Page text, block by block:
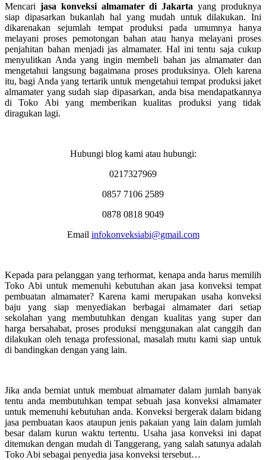
Mencari jasa konveksi almamater di Jakarta yang produknya
siap dipasarkan bukanlah hal yang mudah untuk dilakukan. Ini
dikarenakan sejumlah tempat produksi pada umumnya hanya
melayani proses pemotongan bahan atau hanya melayani proses
penjahitan bahan menjadi jas almamater. Hal ini tentu saja cukup
menyulitkan Anda yang ingin membeli bahan jas almamater dan
mengetahui langsung bagaimana proses produksinya. Oleh karena
itu, bagi Anda yang tertarik untuk mengetahui tempat produksi jaket
almamater yang sudah siap dipasarkan, anda bisa mendapatkannya
di Toko Abi yang memberikan kualitas produksi yang tidak
diragukan lagi.
Hubungi blog kami atau hubungi:
0217327969
0857 7106 2589
0878 0818 9049
Email infokonveksiabi@gmail.com
Kepada para pelanggan yang terhormat, kenapa anda harus memilih
Toko Abi untuk memenuhi kebutuhan akan jasa konveksi tempat
pembuatan almamater? Karena kami merupakan usaha konveksi
baju yang siap menyediakan berbagai almamater dari setiap
sekolahan yang membutuhkan dengan kualitas yang super dan
harga bersahabat, proses produksi menggunakan alat canggih dan
dilakukan oleh tenaga professional, masalah mutu kami siap untuk
di bandingkan dengan yang lain.
Jika anda berniat untuk membuat almamater dalam jumlah banyak
tentu anda membutuhkan tempat sebuah jasa konveksi almamater
untuk memenuhi kebutuhan anda. Konveksi bergerak dalam bidang
jasa pembuatan kaos ataupun jenis pakaian yang lain dalam jumlah
besar dalam kurun waktu tertentu. Usaha jasa konveksi ini dapat
ditemukan dengan mudah di Tanggerang, yang salah satunya adalah
Toko Abi sebagai penyedia jasa konveksi tersebut…